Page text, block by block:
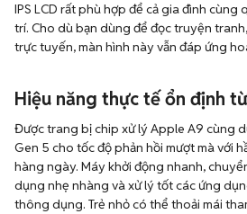
IPS LCD rất phù hợp để cả gia đình cùng
trí. Cho dù bạn dùng để đọc truyện
trực tuyến, màn hình này vẫn đáp ứng
Hiệu năng thực tế ổn định
Được trang bị chip xử lý Apple A9 cùng
Gen 5 cho tốc độ phản hồi mượt mà với
hàng ngày. Máy khởi động nhanh,
dụng nhẹ nhàng và xử lý tốt các ứng
thông dụng. Trẻ nhỏ có thể thoải mái